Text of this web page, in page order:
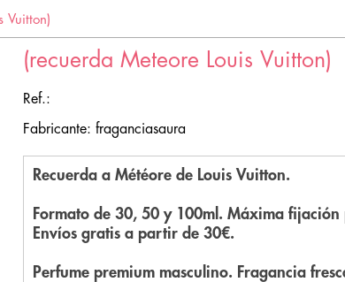
Vuitton)
(recuerda Meteore Louis Vuitton)
Ref.:
Fabricante: fraganciasaura
Recuerda a Météore de Louis Vuitton.
Formato de 30, 50 y 100ml. Máxima fijación
Envíos gratis a partir de 30€.
Perfume premium masculino. Fragancia